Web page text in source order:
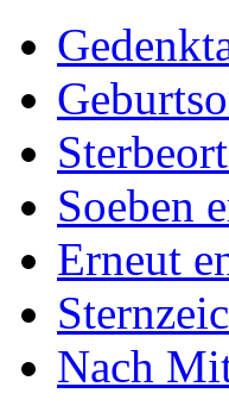
Soeben
Erneut
Nach